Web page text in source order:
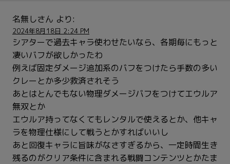
名無しさん より:
2024年8月18日 2:24 PM
シアターで過去キャラ使わせたいなら、各期毎にもっと
凄いバフが欲しかったわ
例えば固定ダメージ追加系のバフをつけたら手数の多い
クレーとか多少救済されそう
あとはとんでもない物理ダメージバフをつけてエウルア
無双とか
エウルア持ってなくてもレンタルで使えるとか、他キャ
ラを物理仕様にして戦うとかすればいいし
あと回復キャラに旨味がなさすぎるから、一定時間生き
残るのがクリア条件に含まれる戦闘コンテンツとかたま